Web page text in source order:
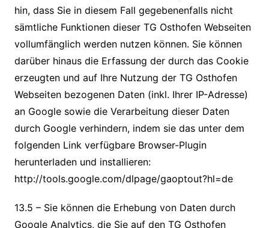
hin, dass Sie in diesem Fall gegebenenfalls nicht
sämtliche Funktionen dieser TG Osthofen Webseiten
vollumfänglich werden nutzen können. Sie können
darüber hinaus die Erfassung der durch das Cookie
erzeugten und auf Ihre Nutzung der TG Osthofen
Webseiten bezogenen Daten (inkl. Ihrer IP-Adresse)
an Google sowie die Verarbeitung dieser Daten
durch Google verhindern, indem sie das unter dem
folgenden Link verfügbare Browser-Plugin
herunterladen und installieren:
http://tools.google.com/dlpage/gaoptout?hl=de
13.5 – Sie können die Erhebung von Daten durch
Google Analytics, die Sie auf den TG Osthofen